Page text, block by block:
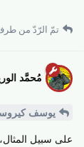
تمّ الرّدّ من
مُحمَّد
يوسف
على سبيل